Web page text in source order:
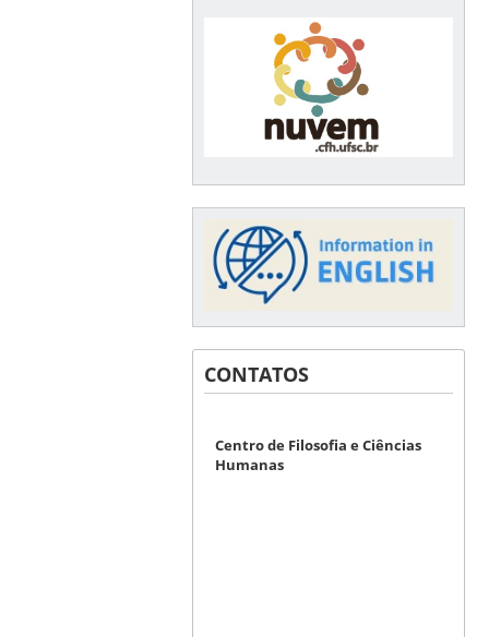
CONTATOS
Centro de Filosofia e Ciências
Humanas